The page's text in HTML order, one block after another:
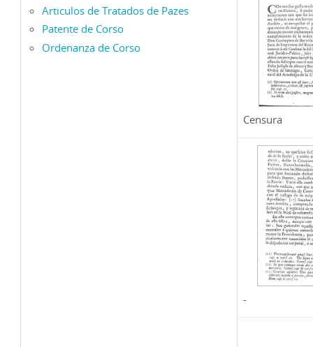
Articulos de Tratados de Pazes
Patente de Corso
Ordenanza de Corso
Censura
-